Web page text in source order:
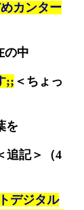
カンター
の中
;; ＜ちょっ
を
追記＞（4
デジタル